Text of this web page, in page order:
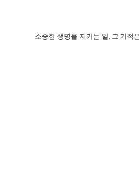
소중한 생명을 지키는 일 , 그 기적